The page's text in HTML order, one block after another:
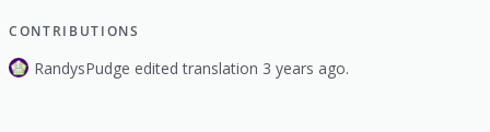
CONTRIBUTIONS
RandysPudge edited translation 3 years ago.